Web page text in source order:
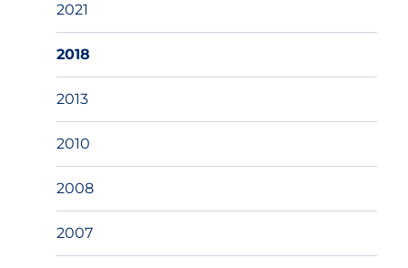
2021
2018
2013
2010
2008
2007